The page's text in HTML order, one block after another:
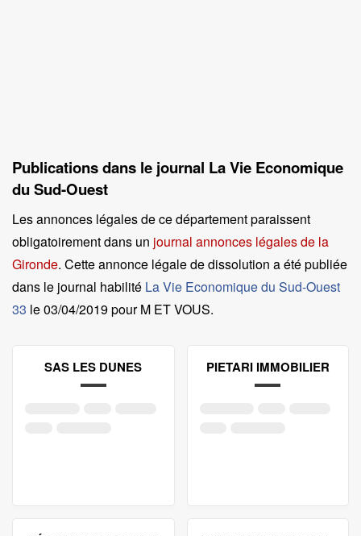
Publications dans le journal La Vie Economique
du Sud-Ouest
Les annonces légales de ce département paraissent
obligatoirement dans un journal annonces légales de la
Gironde. Cette annonce légale de dissolution a été publiée
dans le journal habilité La Vie Economique du Sud-Ouest
33 le03/04/2019 pour M ET VOUS.
SAS LES DUNES PIETARI IMMOBILIER